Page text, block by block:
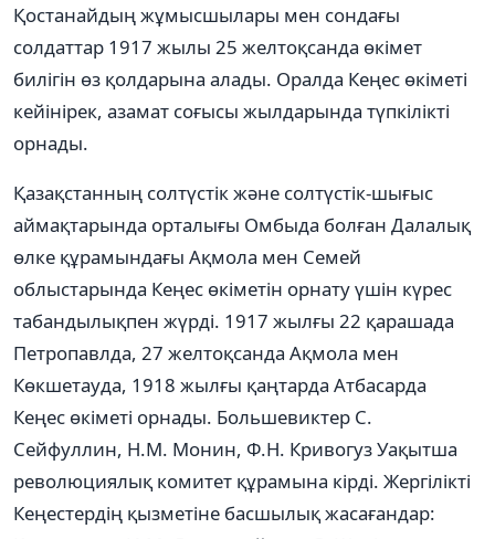
Қостанайдың жұмысшылары мен сондағы
солдаттар 1917 жылы 25 желтоқсанда өкімет
билігін өз қолдарына алады. Оралда Кеңес өкіметі
кейінірек, азамат соғысы жылдарында түпкілікті
орнады.
Қазақстанның солтүстік және солтүстік-шығыс
аймақтарында орталығы Омбыда болған Далалық
өлке құрамындағы Ақмола мен Семей
облыстарында Кеңес өкіметін орнату үшін күрес
табандылықпен жүрді. 1917 жылғы 22 қарашада
Петропавлда, 27 желтоқсанда Ақмола мен
Көкшетауда, 1918 жылғы қаңтарда Атбасарда
Кеңес өкіметі орнады. Большевиктер С.
Сейфуллин, Н.М. Монин, Ф.Н. Кривогуз Уақытша
революциялық комитет құрамына кірді. Жергілікті
Кеңестердің қызметіне басшылық жасағандар: